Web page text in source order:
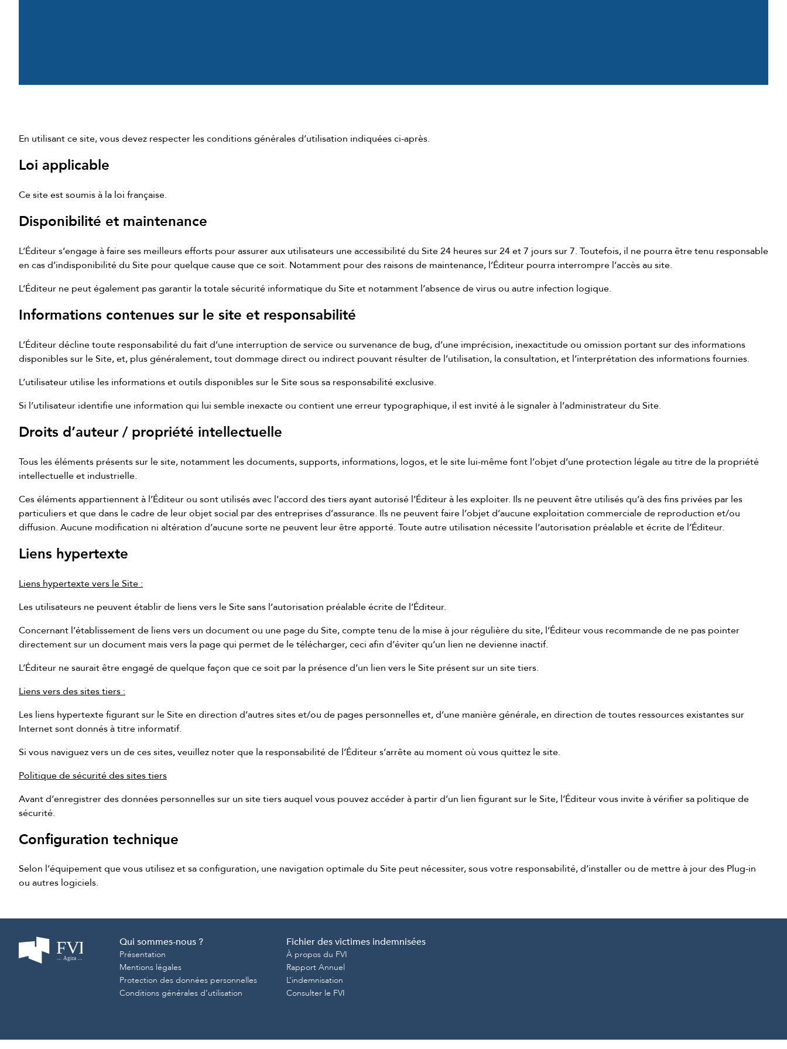
En utilisant ce site, vous devez respecter les conditions générales d’utilisation indiquées ci-après.
Loi applicable
Ce site est soumis à la loi française.
Disponibilité et maintenance
L’Éditeur s’engage à faire ses meilleurs efforts pour assurer aux utilisateurs une accessibilité du Site 24 heures sur 24 et 7 jours sur 7. Toutefois, il ne pourra être tenu responsable
en cas d’indisponibilité du Site pour quelque cause que ce soit. Notamment pour des raisons de maintenance, l’Éditeur pourra interrompre l’accès au site.
L’Éditeur ne peut également pas garantir la totale sécurité informatique du Site et notamment l’absence de virus ou autre infection logique.
Informations contenues sur le site et responsabilité
L’Éditeur décline toute responsabilité du fait d’une interruption de service ou survenance de bug, d’une imprécision, inexactitude ou omission portant sur des informations
disponibles sur le Site, et, plus généralement, tout dommage direct ou indirect pouvant résulter de l’utilisation, la consultation, et l’interprétation des informations fournies.
L’utilisateur utilise les informations et outils disponibles sur le Site sous sa responsabilité exclusive.
Si l’utilisateur identifie une information qui lui semble inexacte ou contient une erreur typographique, il est invité à le signaler à l’administrateur du Site.
Droits d’auteur / propriété intellectuelle
Tous les éléments présents sur le site, notamment les documents, supports, informations, logos, et le site lui-même font l’objet d’une protection légale au titre de la propriété
intellectuelle et industrielle.
Ces éléments appartiennent à l’Éditeur ou sont utilisés avec l’accord des tiers ayant autorisé l’Éditeur à les exploiter. Ils ne peuvent être utilisés qu’à des fins privées par les
particuliers et que dans le cadre de leur objet social par des entreprises d’assurance. Ils ne peuvent faire l’objet d’aucune exploitation commerciale de reproduction et/ou
diffusion. Aucune modification ni altération d’aucune sorte ne peuvent leur être apporté. Toute autre utilisation nécessite l’autorisation préalable et écrite de l’Éditeur.
Liens hypertexte
Liens hypertexte vers le Site :
Les utilisateurs ne peuvent établir de liens vers le Site sans l’autorisation préalable écrite de l’Éditeur.
Concernant l’établissement de liens vers un document ou une page du Site, compte tenu de la mise à jour régulière du site, l’Éditeur vous recommande de ne pas pointer
directement sur un document mais vers la page qui permet de le télécharger, ceci afin d’éviter qu’un lien ne devienne inactif.
L’Éditeur ne saurait être engagé de quelque façon que ce soit par la présence d’un lien vers le Site présent sur un site tiers.
Liens vers des sites tiers :
Les liens hypertexte figurant sur le Site en direction d’autres sites et/ou de pages personnelles et, d’une manière générale, en direction de toutes ressources existantes sur
Internet sont donnés à titre informatif.
Si vous naviguez vers un de ces sites, veuillez noter que la responsabilité de l’Éditeur s’arrête au moment où vous quittez le site.
Politique de sécurité des sites tiers
Avant d’enregistrer des données personnelles sur un site tiers auquel vous pouvez accéder à partir d’un lien figurant sur le Site, l’Éditeur vous invite à vérifier sa politique de
sécurité.
Configuration technique
Selon l’équipement que vous utilisez et sa configuration, une navigation optimale du Site peut nécessiter, sous votre responsabilité, d’installer ou de mettre à jour des Plug-in
ou autres logiciels.
Qui sommes-nous ?
Présentation
Mentions légales
Protection des données personnelles
Conditions générales d’utilisation
Fichier des victimes indemnisées
À propos du FVI
Rapport Annuel
L’indemnisation
Consulter le FVI